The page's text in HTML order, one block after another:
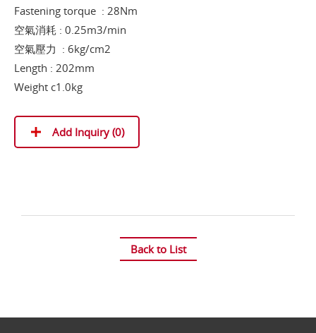
Fastening torque : 28Nm
空氣消耗 : 0.25m3/min
空氣壓力 : 6kg/cm2
Length : 202mm
Weight c1.0kg
Add Inquiry (0)
Back to List